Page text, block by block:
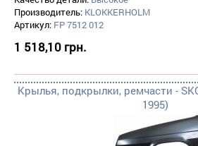
Производитель: KLOKKERHOLM
Артикул: FP 7512 012
1 518,10 грн.
Крылья, подкрылки, ремчасти -
1995)